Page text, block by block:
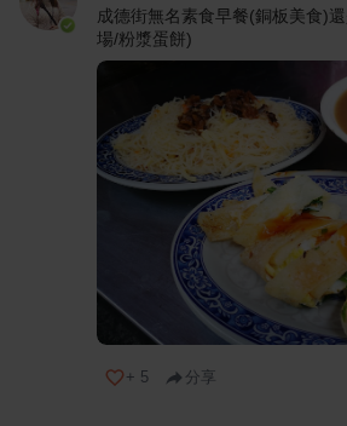
成德街無名素食早餐(銅板美食)
場/粉漿蛋餅)
+ 5 分享